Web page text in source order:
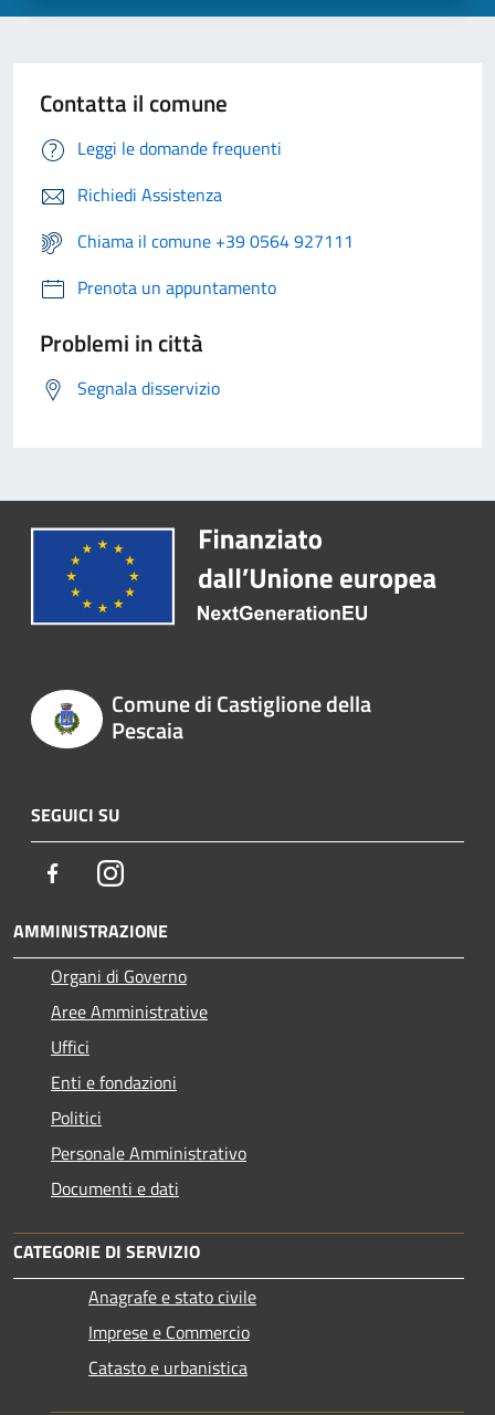
Contatta il comune
Leggi le domande frequenti
Richiedi Assistenza
Chiama il comune +39 0564 927111
Prenota un appuntamento
Problemi in città
Segnala disservizio
Comune di Castiglione della
Pescaia
SEGUICI SU
FacebookInstagram
AMMINISTRAZIONE
Organi di Governo
Aree Amministrative
Uffici
Enti e fondazioni
Politici
Personale Amministrativo
Documenti e dati
CATEGORIE DI SERVIZIO
Anagrafe e stato civile
Imprese e Commercio
Catasto e urbanistica